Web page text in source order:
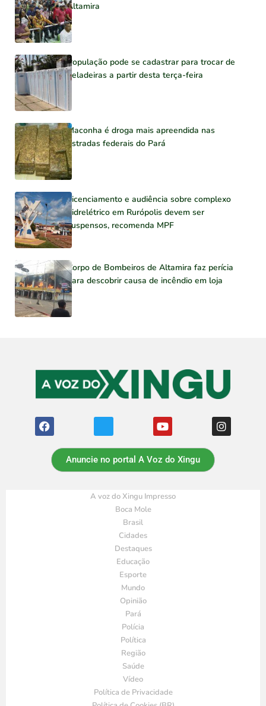
Altamira
População pode se cadastrar para trocar de
geladeiras a partir desta terça-feira
Maconha é droga mais apreendida nas
estradas federais do Pará
Licenciamento e audiência sobre complexo
hidrelétrico em Rurópolis devem ser
suspensos, recomenda MPF
Corpo de Bombeiros de Altamira faz perícia
para descobrir causa de incêndio em loja
Anuncie no portal A Voz do Xingu
A voz do Xingu Impresso
Boca Mole
Brasil
Cidades
Destaques
Educação
Esporte
Mundo
Opinião
Pará
Polícia
Política
Região
Saúde
Vídeo
Política de Privacidade